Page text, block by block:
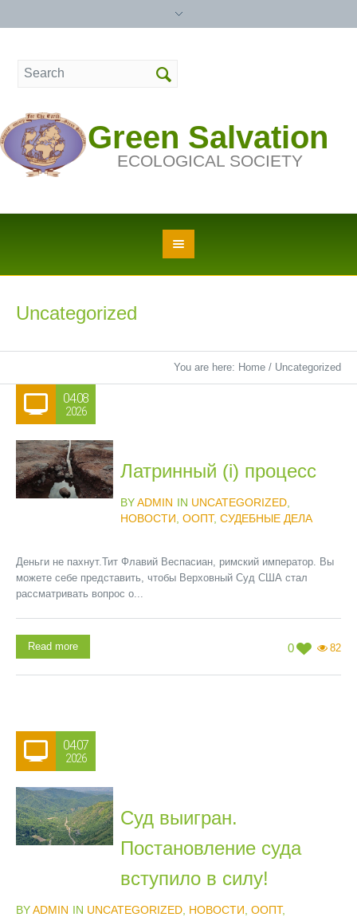
Green Salvation
ECOLOGICAL SOCIETY
Uncategorized
You are here: Home / Uncategorized
04.08
2026
Латринный (i) процесс
BYADMIN IN UNCATEGORIZED,
НОВОСТИ ООПТ, СУДЕБНЫЕ ДЕЛА
Деньги не пахнут.Тит Флавий Веспасиан, римский император. Вы
можете себе представить, чтобы Верховный Суд США стал
рассматривать вопрос о...
0 82
Read more
04.07
2026
Суд выигран.
Постановление суда
вступило в силу!
BYADMIN IN UNCATEGORIZED НОВОСТИ ООПТ,